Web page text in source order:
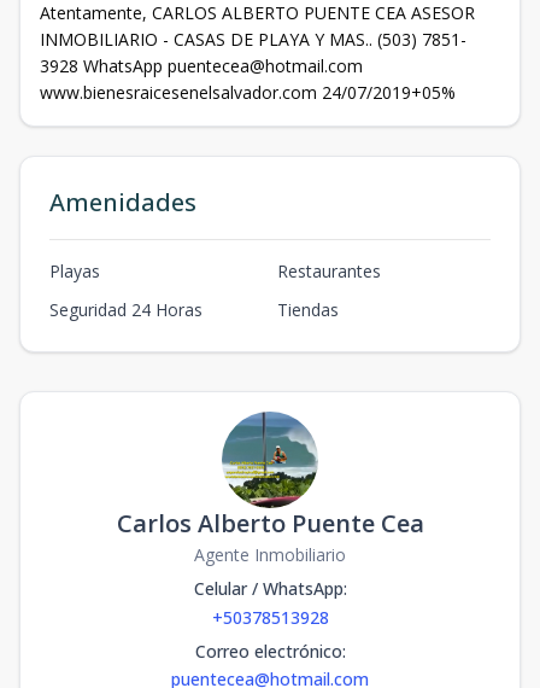
Atentamente, CARLOS ALBERTO PUENTE CEA ASESOR
INMOBILIARIO - CASAS DE PLAYA Y MAS.. (503) 7851-
3928 WhatsApp puentecea@hotmail.com
www.bienesraicesenelsalvador.com 24/07/2019+05%
Amenidades
Playas
Restaurantes
Seguridad 24 Horas
Tiendas
Carlos Alberto Puente Cea
Agente Inmobiliario
Celular / WhatsApp:
+50378513928
Correo electrónico:
puentecea@hotmail.com